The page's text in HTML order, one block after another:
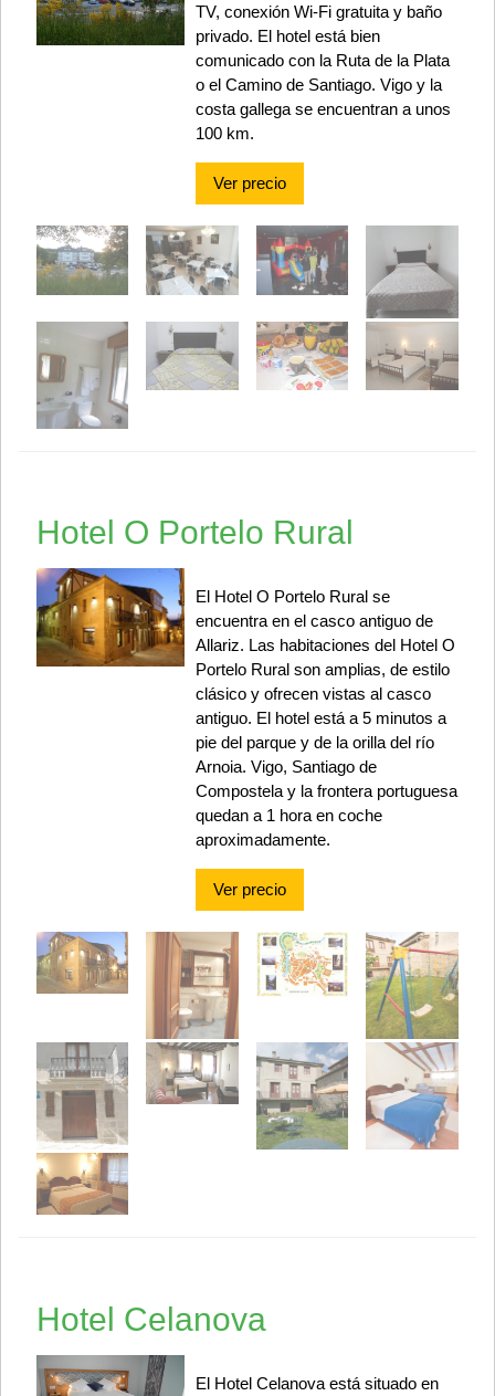
TV, conexión Wi-Fi gratuita y baño
privado. El hotel está bien
comunicado con la Ruta de la Plata
o el Camino de Santiago. Vigo y la
costa gallega se encuentran a unos
100 km.
Ver precio
Hotel O Portelo Rural
El Hotel O Portelo Rural se
encuentra en el casco antiguo de
Allariz. Las habitaciones del Hotel O
Portelo Rural son amplias, de estilo
clásico y ofrecen vistas al casco
antiguo. El hotel está a 5 minutos a
pie del parque y de la orilla del río
Arnoia. Vigo, Santiago de
Compostela y la frontera portuguesa
quedan a 1 hora en coche
aproximadamente.
Ver precio
Hotel Celanova
El Hotel Celanova está situado en